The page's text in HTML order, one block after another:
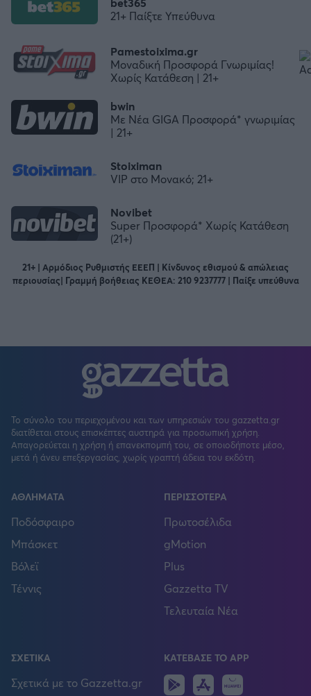
bwin
Με Νέα GIGA Προσφορά* γνωριμίας
| 21+
Stoiximan
VIP στο Μονακό; 21+
Novibet
Super Προσφορά* Χωρίς Κατάθεση
(21+)
Pamestoixima.gr
Μοναδική Προσφορά Γνωριμίας!
Χωρίς Κατάθεση | 21+
21+ Παίξτε Υπεύθυνα
21+ | Αρμόδιος Ρυθμιστής ΕΕΕΠ | Κίνδυνος εθισμού & απώλειας
περιουσίας| Γραμμή βοήθειας ΚΕΘΕΑ: 210 9237777 | Παίξε υπεύθυνα
Το σύνολο του περιεχομένου και των υπηρεσιών του gazzetta.gr
διατίθεται στους επισκέπτες αυστηρά για προσωπική χρήση.
Απαγορεύεται η χρήση ή επανεκπομπή του, σε οποιοδήποτε μέσο,
μετά ή άνευ επεξεργασίας, χωρίς γραπτή άδεια του εκδότη.
ΑΘΛΗΜΑΤΑ
Ποδόσφαιρο
Μπάσκετ
Βόλεϊ
Τέννις
ΠΕΡΙΣΣΟΤΕΡΑ
Πρωτοσέλιδα
gMotion
Plus
Gazzetta TV
Τελευταία Νέα
ΣΧΕΤΙΚΑ
Σχετικά με το Gazzetta.gr
ΚΑΤΕΒΑΣΕ ΤΟ APP
Android
IOS